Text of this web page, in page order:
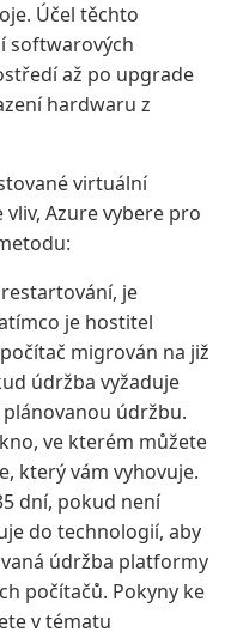
Účel těchto
softwarových
až po upgrade
hardwaru z
virtuální
Azure vybere pro
je
je hostitel
migrován na již
údržba vyžaduje
údržbu.
ve kterém můžete
který vám vyhovuje.
dní, pokud není
do technologií, aby
údržba platformy
počítačů. Pokyny ke
v tématu